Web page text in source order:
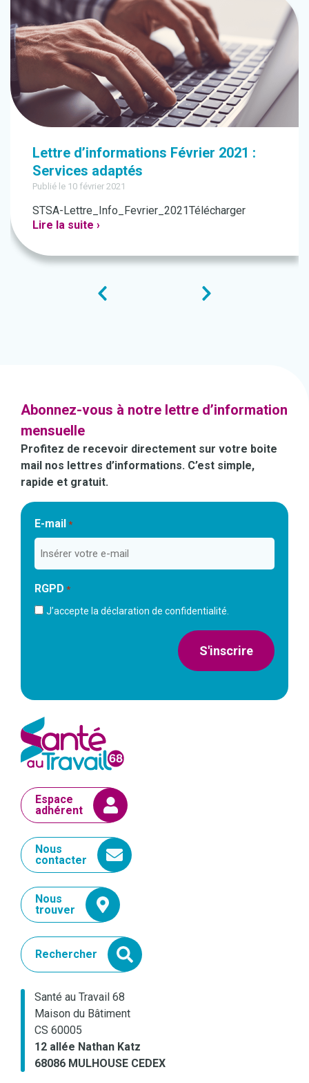
Lettre d’informations Février 2021 :
Services adaptés
Publié le 10 février 2021
STSA-Lettre_Info_Fevrier_2021Télécharger
Lire la suite ›
Abonnez-vous à notre lettre d’information
mensuelle
Profitez de recevoir directement sur votre boite
mail nos lettres d’informations. C’est simple,
rapide et gratuit.
E-mail *
RGPD *
J’accepte la déclaration de confidentialité.
S'inscrire
Espace
adhérent
Nous
contacter
Nous
trouver
Rechercher
Santé au Travail 68
Maison du Bâtiment
CS 60005
12 allée Nathan Katz
68086 MULHOUSE CEDEX